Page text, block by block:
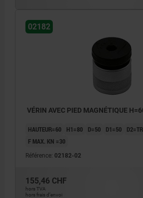
1) Trou de centrage pour 02210
2) Semelle magnétique
02182
VÉRIN AVEC PIED MAGNÉTIQUE
HAUTEUR=60 H1=80 D=50 D1=50
F MAX. KN =30
Référence: 02182-02
155,46 CHF
hors TVA
hors frais d’envoi